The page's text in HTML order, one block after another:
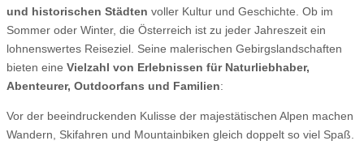
und historischen Städten voller Kultur und Geschichte. Ob im
Sommer oder Winter, die Österreich ist zu jeder Jahreszeit ein
lohnenswertes Reiseziel. Seine malerischen Gebirgslandschaften
bieten eine Vielzahl von Erlebnissen für Naturliebhaber,
Abenteurer, Outdoorfans und Familien:
Vor der beeindruckenden Kulisse der majestätischen Alpen machen
Wandern, Skifahren und Mountainbiken gleich doppelt so viel Spaß.